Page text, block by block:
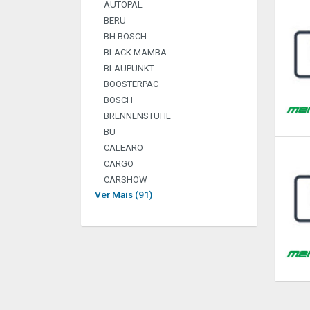
AUTOPAL
BERU
BH BOSCH
BLACK MAMBA
BLAUPUNKT
BOOSTERPAC
BOSCH
BRENNENSTUHL
BU
CALEARO
CARGO
CARSHOW
Ver Mais (91)